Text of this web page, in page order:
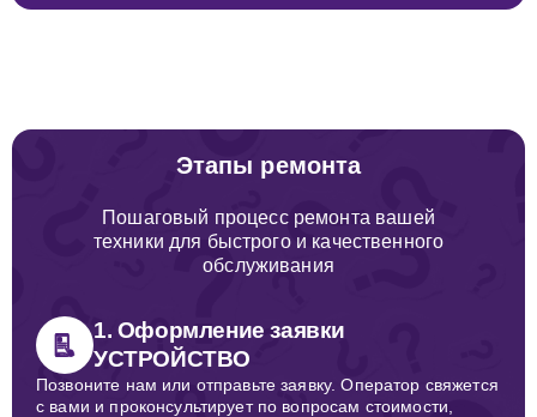
Этапы ремонта
Пошаговый процесс ремонта вашей
техники для быстрого и качественного
обслуживания
1. Оформление заявки
УСТРОЙСТВО
Позвоните нам или отправьте заявку. Оператор свяжется
с вами и проконсультирует по вопросам стоимости,